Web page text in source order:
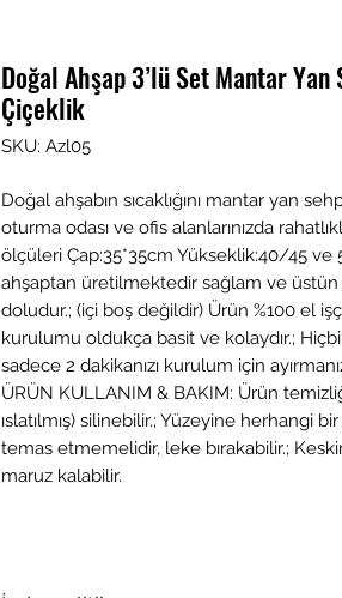
Doğal Ahşap 3’lü Set Mantar
Çiçeklik
SKU: Azl05
Doğal ahşabın sıcaklığını mantar yan
oturma odası ve ofis alanlarınızda
ölçüleri Çap:35*35cm Yükseklik:40/45 ve
ahşaptan üretilmektedir sağlam ve üstün
doludur.; (içi boş değildir) Ürün %100 el
kurulumu oldukça basit ve kolaydır.;
sadece 2 dakikanızı kurulum için
ÜRÜN KULLANIM & BAKIM: Ürün
ıslatılmış) silinebilir.; Yüzeyine herhangi
temas etmemelidir, leke bırakabilir.;
maruz kalabilir.